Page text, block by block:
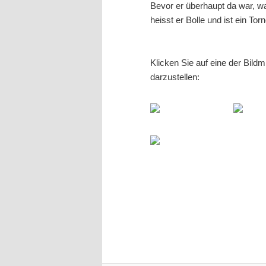
Bevor er überhaupt da war,
heisst er Bolle und ist ein
Klicken Sie auf eine der
darzustellen: